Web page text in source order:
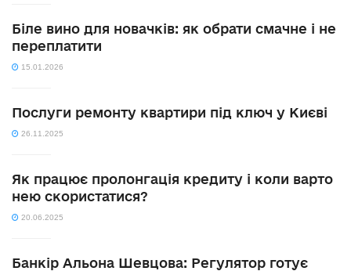
Біле вино для новачків: як обрати смачне і не
переплатити
15.01.2026
Послуги ремонту квартири під ключ у Києві
26.11.2025
Як працює пролонгація кредиту і коли варто
нею скористатися?
20.06.2025
Банкір Альона Шевцова: Регулятор готує